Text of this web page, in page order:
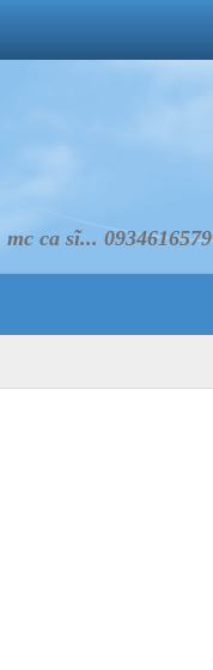
ca sĩ... 0934616579